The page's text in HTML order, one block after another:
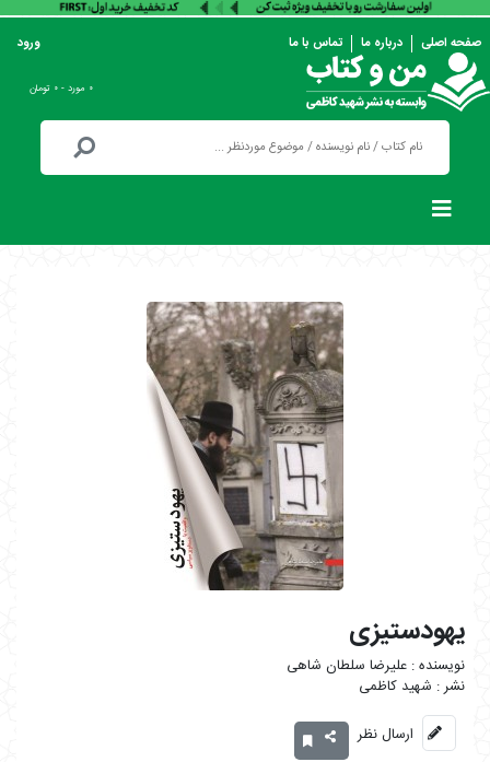
صفحه اصلی درباره ما تماس با ما ورود
۰ مورد - ۰ تومان
یهودستیزی
علیرضا سلطان شاهی
شهید کاظمی
ارسال نظر